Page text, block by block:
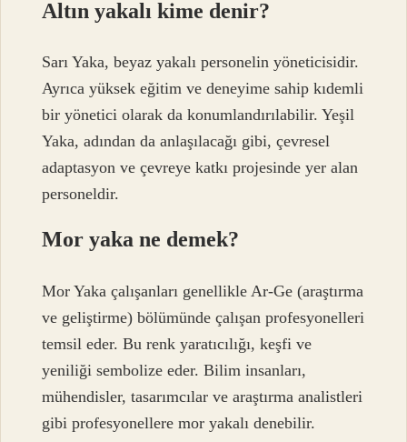
Altın yakalı kime denir?
Sarı Yaka, beyaz yakalı personelin yöneticisidir.
Ayrıca yüksek eğitim ve deneyime sahip kıdemli
bir yönetici olarak da konumlandırılabilir. Yeşil
Yaka, adından da anlaşılacağı gibi, çevresel
adaptasyon ve çevreye katkı projesinde yer alan
personeldir.
Mor yaka ne demek?
Mor Yaka çalışanları genellikle Ar-Ge (araştırma
ve geliştirme) bölümünde çalışan profesyonelleri
temsil eder. Bu renk yaratıcılığı, keşfi ve
yeniliği sembolize eder. Bilim insanları,
mühendisler, tasarımcılar ve araştırma analistleri
gibi profesyonellere mor yakalı denebilir.